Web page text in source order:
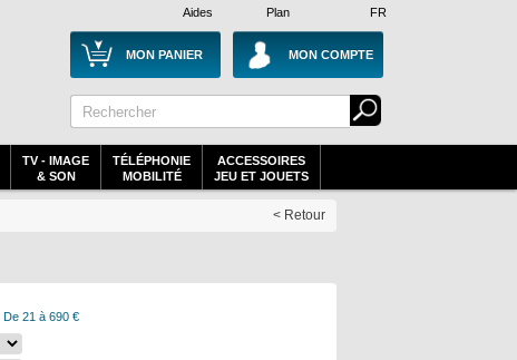
Plan
Aides FR
MON PANIER MON COMPTE
TV - IMAGE
& SON
TÉLÉPHONIE
MOBILITÉ
ACCESSOIRES
JEU ET JOUETS
< Retour
De 21 à 690 €